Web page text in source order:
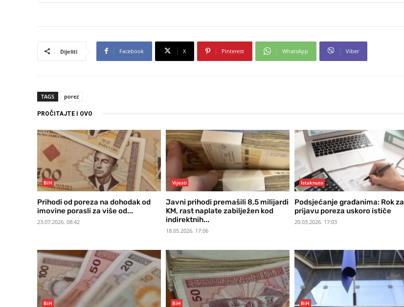
Dijeliti Facebook X Pinterest WhatsApp Viber
TAGS porez
PROČITAJTE I OVO
BiH
Prihodi od poreza na dohodak od
imovine porasli za više od...
23.07.2026. 08:42
Vijesti
Javni prihodi premašili 8,5 milijardi
KM, rast naplate zabilježen kod
indirektnih...
18.05.2026. 17:06
Istaknuto
Podsjećanje građanima: Rok za
prijavu poreza uskoro ističe
20.03.2026. 17:03
BiH BiH BiH